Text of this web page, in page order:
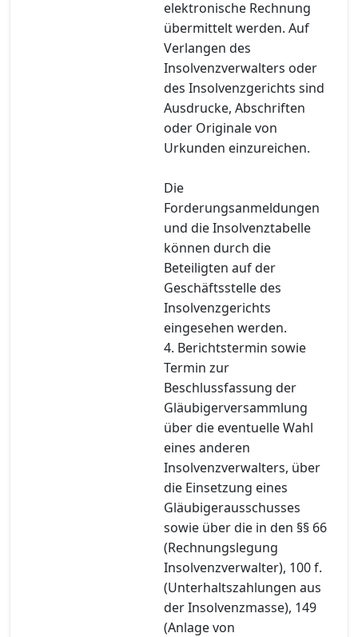
elektronische Rechnung
übermittelt werden. Auf
Verlangen des
Insolvenzverwalters oder
des Insolvenzgerichts sind
Ausdrucke, Abschriften
oder Originale von
Urkunden einzureichen.
Die
Forderungsanmeldungen
und die Insolvenztabelle
können durch die
Beteiligten auf der
Geschäftsstelle des
Insolvenzgerichts
eingesehen werden.
4. Berichtstermin sowie
Termin zur
Beschlussfassung der
Gläubigerversammlung
über die eventuelle Wahl
eines anderen
Insolvenzverwalters, über
die Einsetzung eines
Gläubigerausschusses
sowie über die in den §§ 66
(Rechnungslegung
Insolvenzverwalter), 100 f.
(Unterhaltszahlungen aus
der Insolvenzmasse), 149
(Anlage von